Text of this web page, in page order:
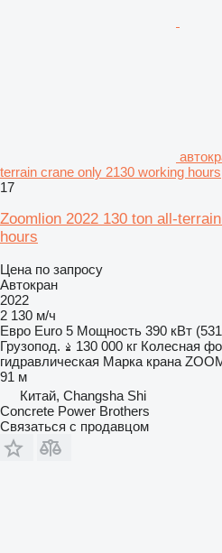
terrain crane only 2130 working hours
17
Zoomlion 2022 130 ton all-
hours
Цена по запросу
Автокран
2022
2 130 м/ч
Евро Euro 5 Мощность 390 кВт
Грузопод.
130 000 кг Колесная
гидравлическая Марка крана
91 м
Китай, Changsha Shi
Concrete Power Brothers
Связаться с продавцом